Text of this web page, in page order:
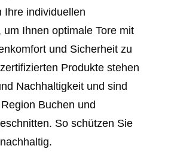
Ihre individuellen
um Ihnen optimale Tore mit
und Sicherheit zu
Produkte stehen
Nachhaltigkeit und sind
Buchen und
So schützen Sie